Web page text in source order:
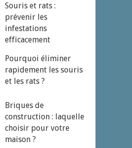
Souris et rats :
prévenir les
infestations
efficacement
Pourquoi éliminer
rapidement les souris
et les rats ?
Briques de
construction : laquelle
choisir pour votre
maison ?